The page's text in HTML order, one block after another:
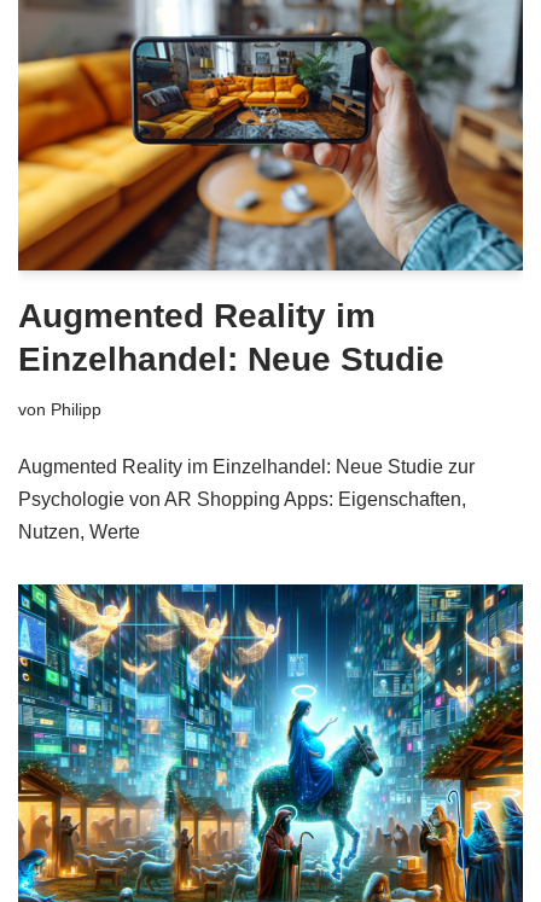
Augmented Reality im
Einzelhandel: Neue Studie
von Philipp
Augmented Reality im Einzelhandel: Neue Studie zur
Psychologie von AR Shopping Apps: Eigenschaften,
Nutzen, Werte